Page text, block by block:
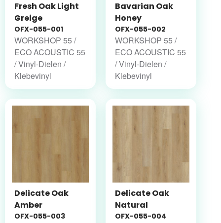
Fresh Oak Light
Greige
OFX-055-001
WORKSHOP 55 /
ECO ACOUSTIC 55
/ Vinyl-Dielen /
Klebevinyl
Bavarian Oak
Honey
OFX-055-002
WORKSHOP 55 /
ECO ACOUSTIC 55
/ Vinyl-Dielen /
Klebevinyl
Delicate Oak
Amber
OFX-055-003
Delicate Oak
Natural
OFX-055-004